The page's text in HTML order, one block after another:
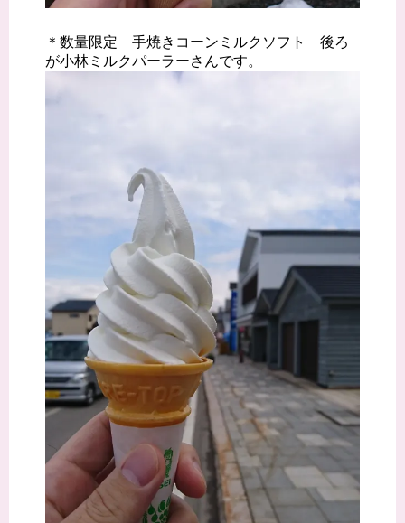
＊数量限定 手焼きコーンミルクソフト 後ろ
が小林ミルクパーラーさんです。